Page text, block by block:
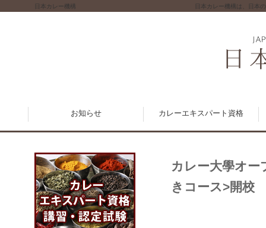
日本カレー機構 日本カレー機構は、日本
お知らせ カレーエキスパート資格
カレー大學オー
きコース>開校